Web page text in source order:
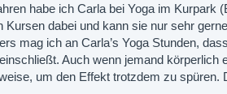
habe ich Carla bei Yoga im Kurpark
Kursen dabei und kann sie nur sehr
mag ich an Carla’s Yoga Stunden,
Auch wenn jemand
um den Effekt trotzdem zu spüren.